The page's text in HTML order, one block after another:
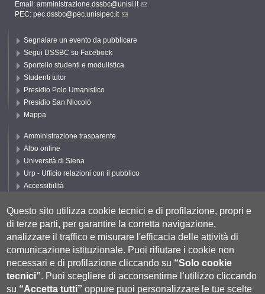
Email: amministrazione.dssbc@unisi.it
PEC: pec.dssbc@pec.unisipec.it
Segnalare un evento da pubblicare
Segui DSSBC su Facebook
Sportello studenti e modulistica
Studenti tutor
Presidio Polo Umanistico
Presidio San Niccolò
Mappa
Amministrazione trasparente
Albo online
Università di Siena
Urp - Ufficio relazioni con il pubblico
Accessibilità
Cookie settings
Segui UNISI
Questo sito utilizza cookie tecnici e di profilazione, propri e
di terze parti, per garantire la corretta navigazione,
analizzare il traffico e misurare l'efficacia delle attività di
comunicazione istituzionale. Puoi rifiutare i cookie non
necessari e di profilazione cliccando su “Solo cookie
tecnici”. Puoi scegliere di acconsentirne l’utilizzo cliccando
su “Accetta tutti” oppure puoi personalizzare le tue scelte